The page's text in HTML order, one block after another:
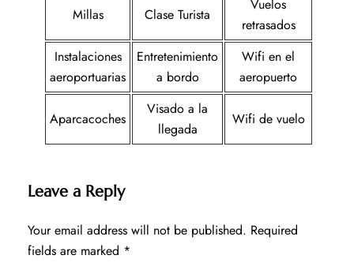
Millas Clase Turista
Vuelos
retrasados
Instalaciones
aeroportuarias
Entretenimiento
a bordo
Wifi en el
aeropuerto
Aparcacoches
Visado a la
llegada
Wifi de vuelo
Leave a Reply
Your email address will not be published. Required
fields are marked *